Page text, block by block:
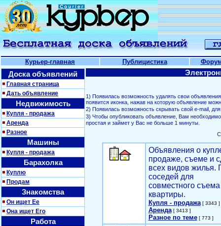
Курьер-главная Публицистика
Доска объявлений
Главная страница
Дать объявление
Недвижимость
Купля - продажа
Аренда
Разное
Машины
Купля - продажа
Барахолка
Куплю
Продам
Знакомства
Он ищет Ее
Она ищет Его
Работа
1) Появилась возможность удалять свои
появится иконка, нажав на которую объявление
2) Появилась возможность скрывать свой е-mail,
3) Чтобы опубликовать объявление, Вам
простая и займет у Вас не больше 1 минуты.
Объявления о
продаже, съеме и
всех видов жилья.
соседей для
совместного съема
квартиры.
Купля - продажа[ 3343 ]
Аренда[ 3413 ]
Разное по теме[ 773 ]